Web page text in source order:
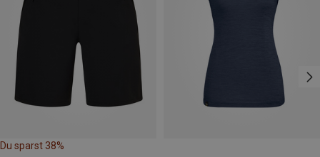
Du sparst 38%